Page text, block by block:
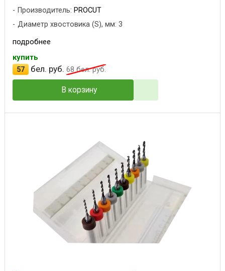
Производитель: PROCUT
Диаметр хвостовика (S), мм: 3
подробнее
купить
57
бел. руб. 68бел. руб.
В корзину